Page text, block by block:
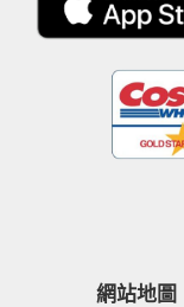
網站地圖